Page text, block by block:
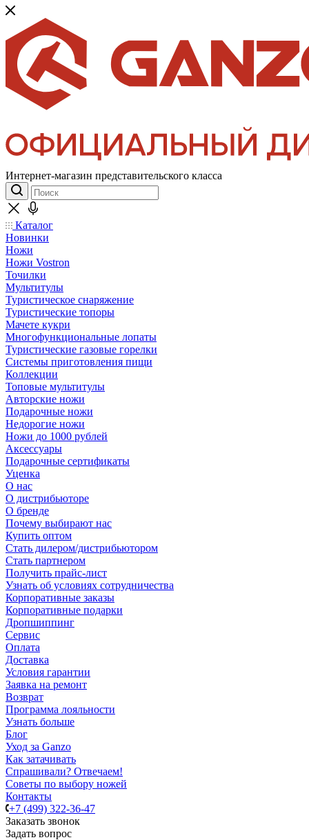
Интернет-магазин представительского класса
Каталог
Новинки
Ножи
Ножи Vostron
Точилки
Мультитулы
Туристическое снаряжение
Туристические топоры
Мачете кукри
Многофункциональные лопаты
Туристические газовые горелки
Системы приготовления пищи
Коллекции
Топовые мультитулы
Авторские ножи
Подарочные ножи
Недорогие ножи
Ножи до 1000 рублей
Аксессуары
Подарочные сертификаты
Уценка
О нас
О дистрибьюторе
О бренде
Почему выбирают нас
Купить оптом
Стать дилером/дистрибьютором
Стать партнером
Получить прайс-лист
Узнать об условиях сотрудничества
Корпоративные заказы
Корпоративные подарки
Дропшиппинг
Сервис
Оплата
Доставка
Условия гарантии
Заявка на ремонт
Возврат
Программа лояльности
Узнать больше
Блог
Уход за Ganzo
Как затачивать
Спрашивали? Отвечаем!
Советы по выбору ножей
Контакты
+7 (499) 322-36-47
Заказать звонок
Задать вопрос